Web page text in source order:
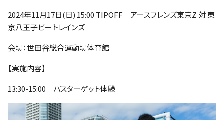
2024年11月17日(日) 15:00 TIPOFF アースフレンズ東京Z 対 東
京八王子ビートレインズ
会場：世田谷総合運動場体育館
【実施内容】
13:30-15:00 パスターゲット体験